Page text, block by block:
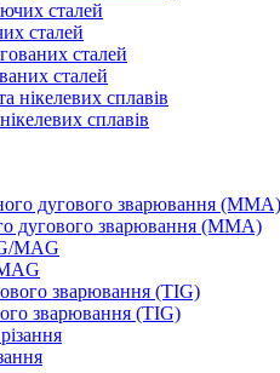
сталей
сталей
сплавів
дугового зварювання (MMA)
зварювання (TIG)